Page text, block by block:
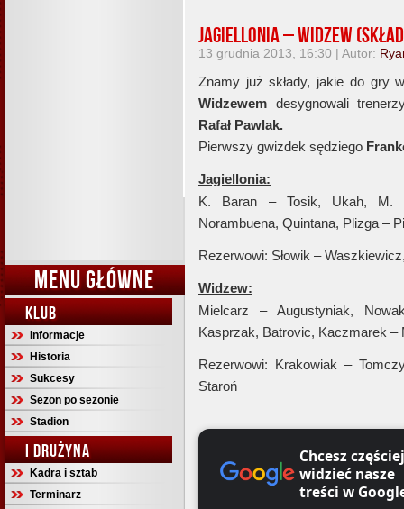
MENU GŁÓWNE
KLUB
Informacje
Historia
Sukcesy
Sezon po sezonie
Stadion
I DRUŻYNA
Kadra i sztab
Terminarz
Jagiellonia – Widzew
13 grudnia 2013, 16:30 | Autor:
Znamy już składy, jakie do gry
Widzewem desygnowali
Rafał Pawlak.
Pierwszy gwizdek sędziego
Jagiellonia:
K. Baran – Tosik, Ukah, M.
Norambuena, Quintana, Plizga –
Rezerwowi: Słowik –
Widzew:
Mielcarz – Augustyniak,
Kasprzak, Batrovic, Kaczmarek –
Rezerwowi: Krakowiak –
Staroń
Chcesz częściej
widzieć nasze
treści w